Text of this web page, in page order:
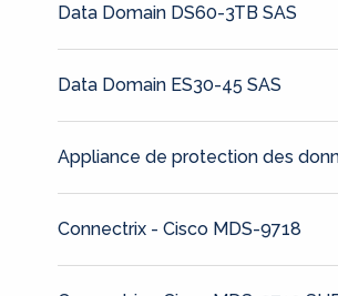
Data Domain DS60-3TB SAS
Data Domain ES30-45 SAS
Appliance de protection des
Connectrix - Cisco MDS-9718